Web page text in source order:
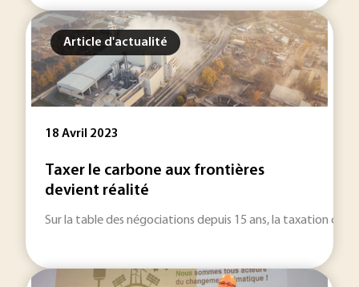
Article d'actualité
18 Avril 2023
Taxer le carbone aux frontières
devient réalité
Sur la table des négociations depuis 15 ans, la taxation